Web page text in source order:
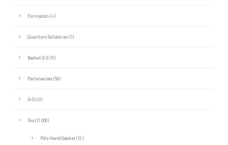
Formation (4)
Quartiers Solidaires(3)
Basket 3×3(15)
Partenariats(58)
3×3(43)
Tout(1 000)
Pôle Handibasket(12)